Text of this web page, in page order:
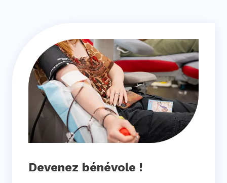
Devenez bénévole !